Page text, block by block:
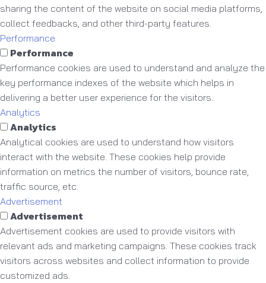
sharing the content of the website on social media platforms,
collect feedbacks, and other third-party features.
Performance
Performance
Performance cookies are used to understand and analyze the
key performance indexes of the website which helps in
delivering a better user experience for the visitors.
Analytics
Analytics
Analytical cookies are used to understand how visitors
interact with the website. These cookies help provide
information on metrics the number of visitors, bounce rate,
traffic source, etc.
Advertisement
Advertisement
Advertisement cookies are used to provide visitors with
relevant ads and marketing campaigns. These cookies track
visitors across websites and collect information to provide
customized ads.